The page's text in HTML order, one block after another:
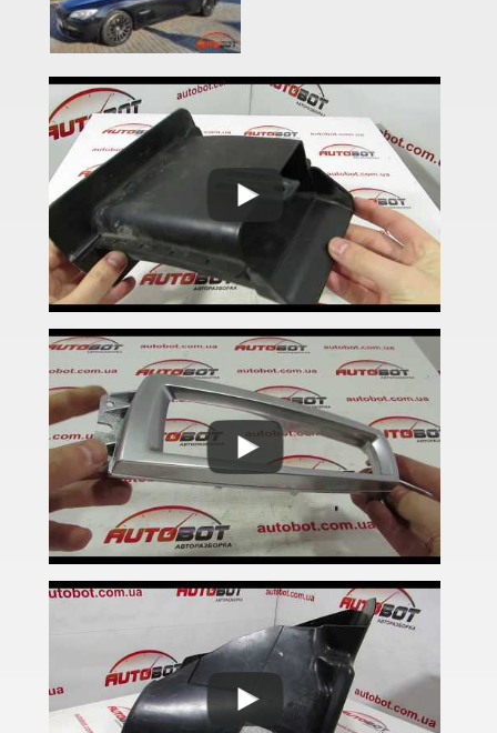
M2 F44 Gran Coupe
3 Series E46
M3 E46
3 Series E90, E91, E92, E93
M3 E90/E92/E93
3 Series F30, F31, F36
3 Series F34
M3 F80
3 Series G20/G21
4 Series F32
4 Series F33
4 Series F36
M4 F82/F83
M5 E39
5 Series E60